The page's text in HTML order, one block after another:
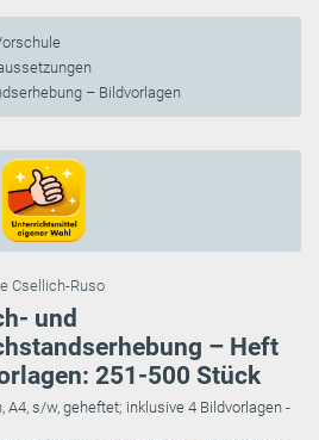
– Bildvorlagen
Csellich-Ruso
und
– Heft
251-500 Stück
A4, s/w, geheftet; inklusive 4 Bildvorlagen -